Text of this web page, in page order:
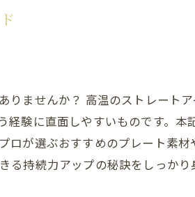
ませんか？ 高温のストレート
験に直面しやすいものです。本
が選ぶおすすめのプレート素
持続力アップの秘訣をしっかり